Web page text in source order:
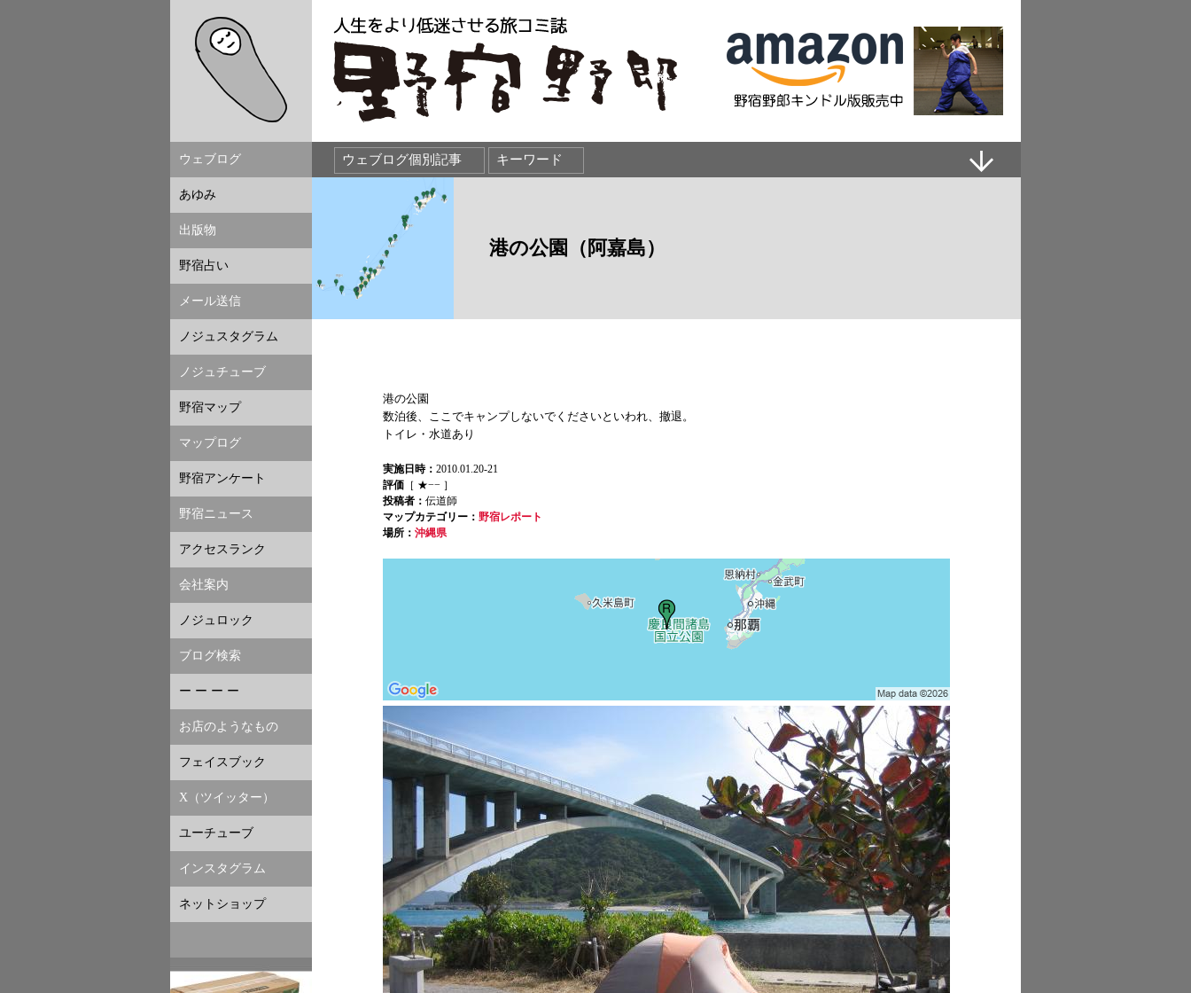
ウェブログ
あゆみ
出版物
野宿占い
メール送信
ノジュスタグラム
ノジュチューブ
野宿マップ
マップログ
野宿アンケート
野宿ニュース
アクセスランク
会社案内
ノジュロック
ブログ検索
ー ー ー ー
お店のようなもの
フェイスブック
X（ツイッター）
ユーチューブ
インスタグラム
ネットショップ
港の公園（阿嘉島）
港の公園
数泊後、ここでキャンプしないでくださいといわれ、撤退。
トイレ・水道あり
実施日時： 2010.01.20-21
評価 ［ ★−− ］
投稿者： 伝道師
マップカテゴリー： 野宿レポート
場所： 沖縄県